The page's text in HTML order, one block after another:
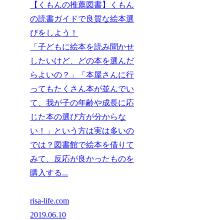
【くもんの推薦図書】くもん
の読書ガイドで良質な絵本選
びをしよう！
「子どもに絵本を読み聞かせ
したいけど、どの本を選んだ
らよいの？」「本屋さんに行
ってもたくさん本が並んでい
て、我が子の年齢や成長に応
じた本の選び方が分からな
い！」という方は実は多いの
では？図書館で絵本を借りて
みて、反応が良かったものを
購入する...
risa-life.com
2019.06.10